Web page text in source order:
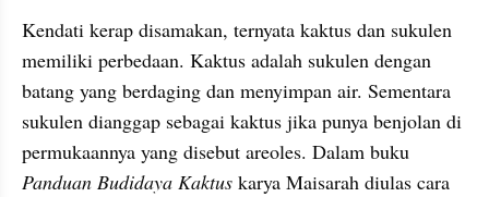
Kendati kerap disamakan, ternyata kaktus dan sukulen
memiliki perbedaan. Kaktus adalah sukulen dengan
batang yang berdaging dan menyimpan air. Sementara
sukulen dianggap sebagai kaktus jika punya benjolan di
Panduan Budidaya Kaktus karya Maisarah diulas cara